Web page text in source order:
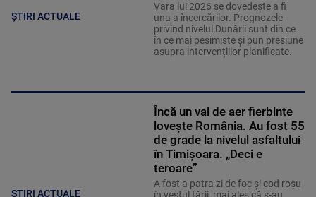
ȘTIRI ACTUALE
Vara lui 2026 se dovedește a fi
una a încercărilor. Prognozele
privind nivelul Dunării sunt din ce
în ce mai pesimiste și pun presiune
asupra intervențiilor planificate.
ȘTIRI ACTUALE
Încă un val de aer fierbinte
lovește România. Au fost 55
de grade la nivelul asfaltului
în Timișoara. „Deci e
teroare”
A fost a patra zi de foc și cod roșu